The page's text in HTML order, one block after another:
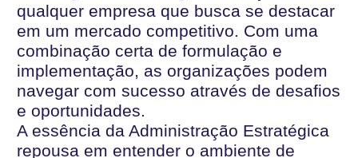
qualquer empresa que busca se destacar
em um mercado competitivo. Com uma
combinação certa de formulação e
implementação, as organizações podem
navegar com sucesso através de desafios
e oportunidades.
A essência da Administração Estratégica
repousa em entender o ambiente de